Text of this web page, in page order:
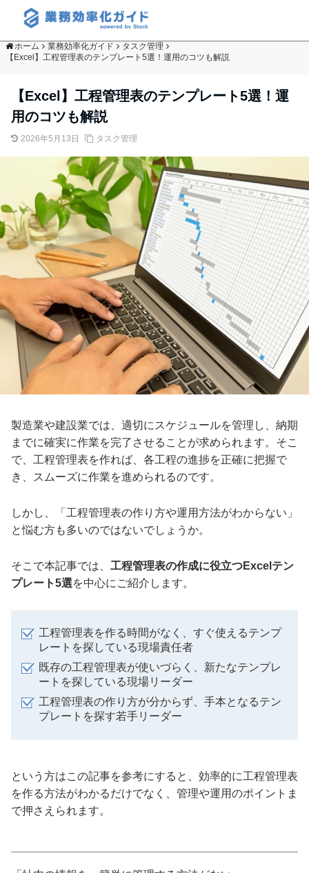
ホーム 業務効率化ガイド
タスク管理
【Excel】工程管理表のテンプレート5選！運用のコツも解説
【Excel】工程管理表のテンプレート5選！運
用のコツも解説
2026年5月13日 タスク管理
製造業や建設業では、適切にスケジュールを管理し、納期
までに確実に作業を完了させることが求められます。そこ
で、工程管理表を作れば、各工程の進捗を正確に把握で
き、スムーズに作業を進められるのです。
しかし、「工程管理表の作り方や運用方法がわからない」
と悩む方も多いのではないでしょうか。
そこで本記事では、 工程管理表の作成に役立つExcelテン
プレート5選を中心にご紹介します。
工程管理表を作る時間がなく、すぐ使えるテンプ
レートを探している現場責任者
既存の工程管理表が使いづらく、新たなテンプレ
ートを探している現場リーダー
工程管理表の作り方が分からず、手本となるテン
プレートを探す若手リーダー
という方はこの記事を参考にすると、効率的に工程管理表
を作る方法がわかるだけでなく、管理や運用のポイントま
で押さえられます。